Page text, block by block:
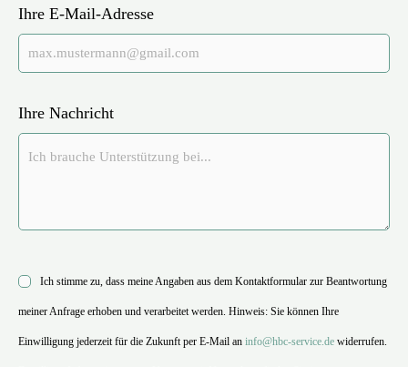
Ihre E-Mail-Adresse
Ihre Nachricht
Ich stimme zu, dass meine Angaben aus dem Kontaktformular zur Beantwortung
meiner Anfrage erhoben und verarbeitet werden. Hinweis: Sie können Ihre
Einwilligung jederzeit für die Zukunft per E-Mail an info@hbc-service.de widerrufen.